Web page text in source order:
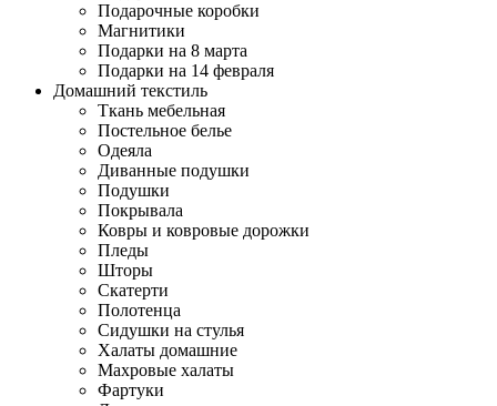
Подарочные коробки
Магнитики
Подарки на 8 марта
Подарки на 14 февраля
Домашний текстиль
Ткань мебельная
Постельное белье
Одеяла
Диванные подушки
Подушки
Покрывала
Ковры и ковровые дорожки
Пледы
Шторы
Скатерти
Полотенца
Сидушки на стулья
Халаты домашние
Махровые халаты
Фартуки